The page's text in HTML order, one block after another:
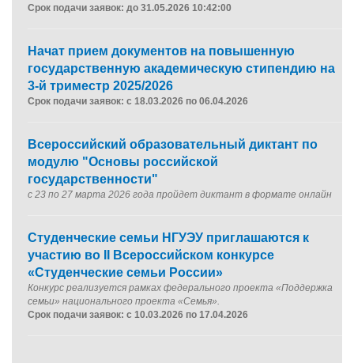
Срок подачи заявок: до 31.05.2026 10:42:00
Начат прием документов на повышенную
государственную академическую стипендию на
3-й триместр 2025/2026
Срок подачи заявок: с 18.03.2026 по 06.04.2026
Всероссийский образовательный диктант по
модулю "Основы российской
государственности"
с 23 по 27 марта 2026 года пройдет диктант в формате онлайн
Студенческие семьи НГУЭУ приглашаются к
участию во II Всероссийском конкурсе
«Студенческие семьи России»
Конкурс реализуется рамках федерального проекта «Поддержка
семьи» национального проекта «Семья».
Срок подачи заявок: с 10.03.2026 по 17.04.2026